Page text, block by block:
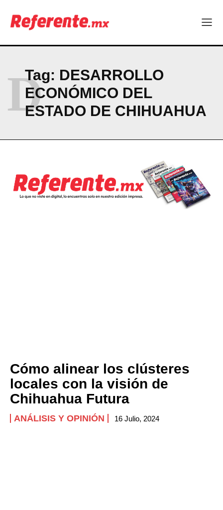
Tag: DESARROLLO
ECONÓMICO DEL
ESTADO DE CHIHUAHUA
D
Cómo alinear los clústeres
locales con la visión de
Chihuahua Futura
ANÁLISIS Y OPINIÓN 16 Julio, 2024